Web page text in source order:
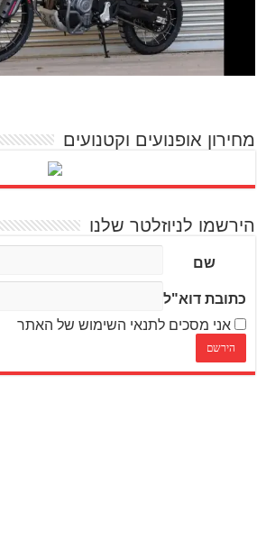
מחירון אופנועים וקטנועים
הירשמו לניוזלטר שלנו
שם
כתובת דוא"ל
אני מסכים לתנאי השימוש של האתר